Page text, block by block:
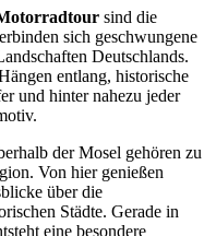
Zenners Landhotel den
Erlebnisse auf dem
sind die
sich geschwungene
Deutschlands.
entlang, historische
und hinter nahezu jeder
der Mosel gehören zu
Von hier genießen
über die
Städte. Gerade in
eine besondere